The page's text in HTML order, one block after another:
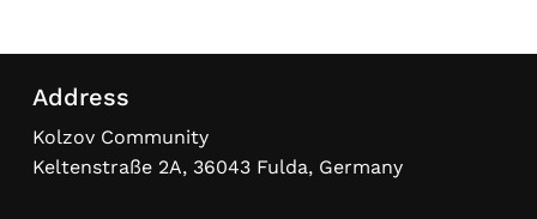
Address
Kolzov Community
Keltenstraße 2A, 36043 Fulda, Germany